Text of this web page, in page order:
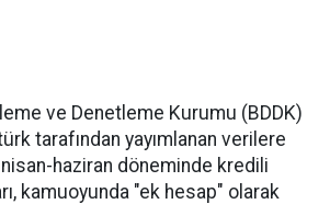
ve Denetleme Kurumu (BDDK)
tarafından yayımlanan verilere
nisan-haziran döneminde kredili
kamuoyunda "ek hesap" olarak